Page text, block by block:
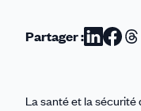
Partager :
La santé et la sécurité